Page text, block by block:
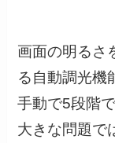
画面の明るさ
る自動調光機
手動で5段階
大きな問題で